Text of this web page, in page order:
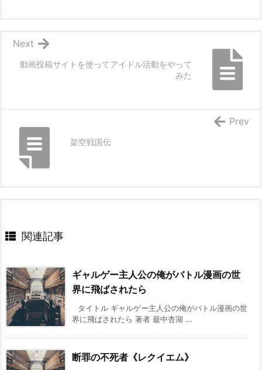
動画投稿サイトを使ってアイドル活動をやって
みた
Next
架空戦国伝
Prev
関連記事
ギャルゲー主人公の俺がバトル漫画の世
界に飛ばされたら
タイトル ギャルゲー主人公の俺がバトル漫画の世
界に飛ばされたら 著者 最中杏湖 ...
断罪の不死者《レクイエム》